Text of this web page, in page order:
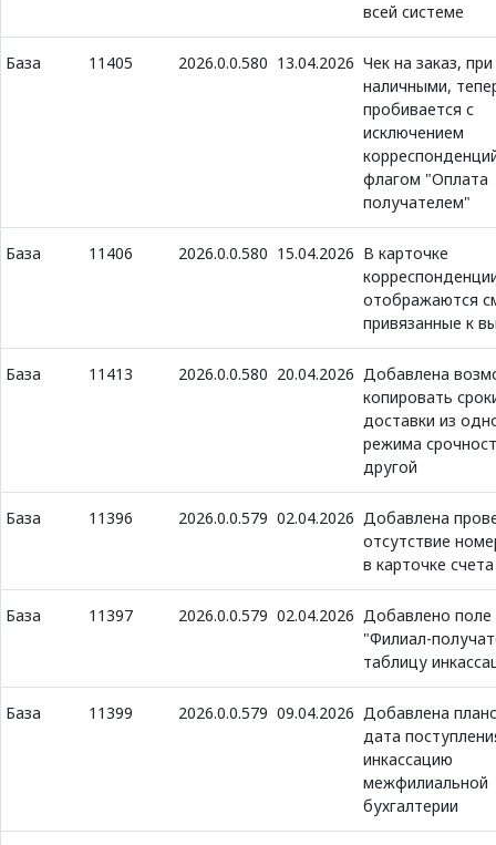
всей системе
База 11405 2026.0.0.580 13.04.2026 Чек на заказ,
наличными,
пробивается с
исключением
флагом "Оплата
получателем"
База 11406 2026.0.0.580 15.04.2026 В карточке
отображаются
привязанные к
База 11413 2026.0.0.580 20.04.2026 Добавлена
копировать
доставки из
режима
другой
База 11396 2026.0.0.579 02.04.2026 Добавлена
отсутствие
в карточке счета
База 11397 2026.0.0.579 02.04.2026 Добавлено поле
"Филиал-
таблицу
База 11399 2026.0.0.579 09.04.2026 Добавлена
дата
инкассацию
межфилиальной
бухгалтерии